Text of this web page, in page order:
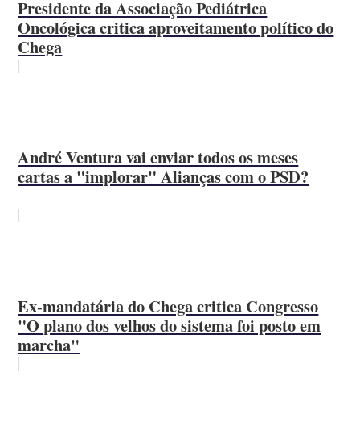
Presidente da Associação Pediátrica
Oncológica critica aproveitamento político do
Chega
André Ventura vai enviar todos os meses
cartas a "implorar" Alianças com o PSD?
Ex-mandatária do Chega critica Congresso
"O plano dos velhos do sistema foi posto em
marcha"